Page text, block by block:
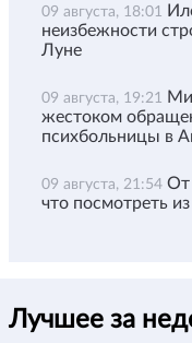
09 августа, 18:01
неизбежности
Луне
09 августа, 19:21
жестоком
психбольницы в
09 августа, 21:54 От
что посмотреть
Лучшее за